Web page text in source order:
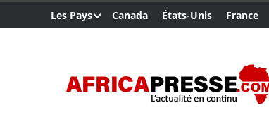
Les Pays Canada États-Unis France